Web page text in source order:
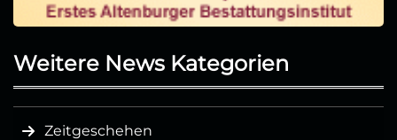
Weitere News Kategorien
Zeitgeschehen